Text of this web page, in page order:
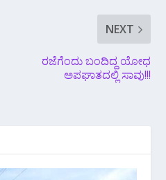
NEXT
ರಜೆಗೆಂದು ಬಂದಿದ್ದ ಯೋಧ
ಅಪಘಾತದಲ್ಲಿ ಸಾವು!!!